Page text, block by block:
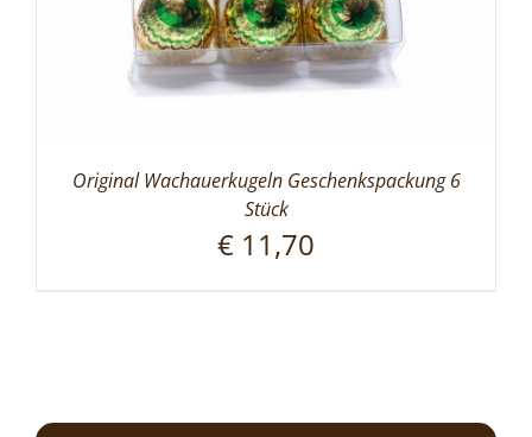
Original Wachauerkugeln Geschenkspackung 6
Stück
€ 11,70